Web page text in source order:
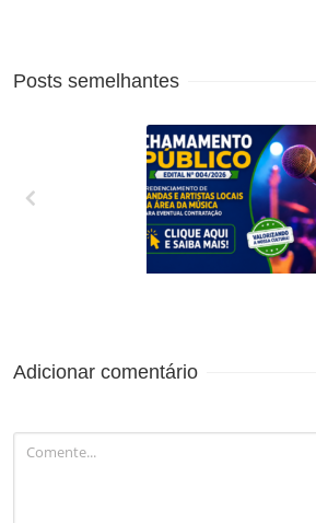
Posts semelhantes
CREDENCIAMENTO
Adicionar comentário